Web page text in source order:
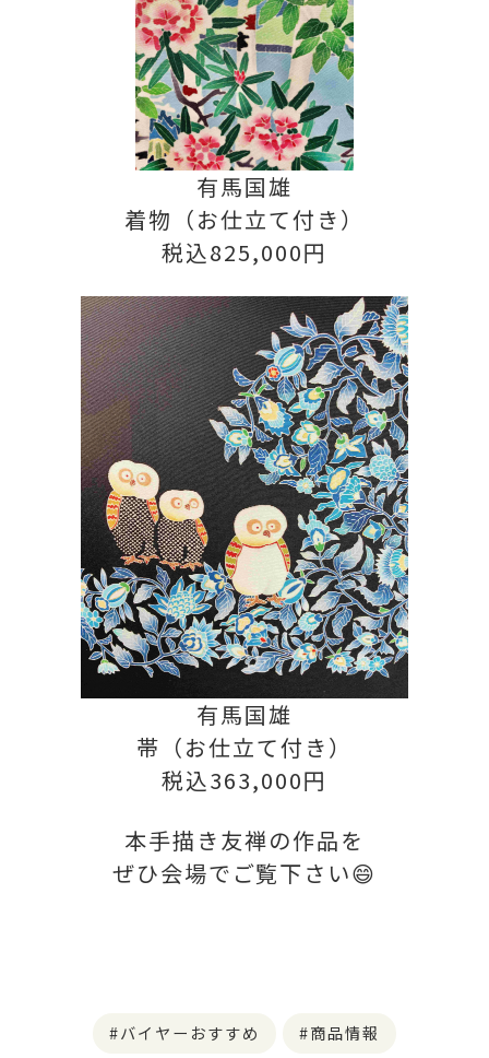
有馬国雄
着物（お仕立て付き）
税込825,000円
有馬国雄
帯（お仕立て付き）
税込363,000円
本手描き友禅の作品を
ぜひ会場で ご覧下さい😄
バイヤーおすすめ 商品情報